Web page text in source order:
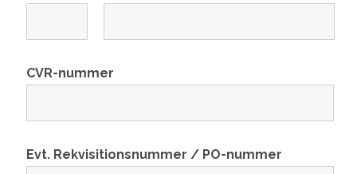
CVR-nummer
Evt. Rekvisitionsnummer / PO-nummer